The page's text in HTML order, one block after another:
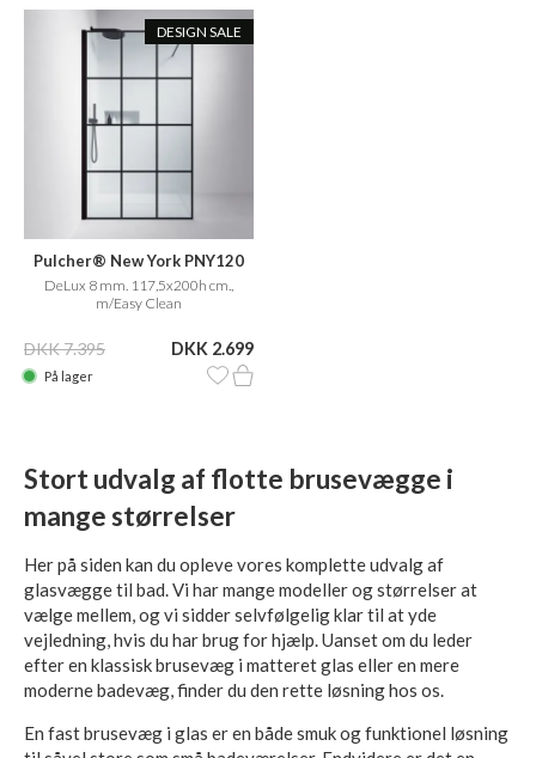
DESIGN SALE
Pulcher® New York PNY120
DeLux 8 mm. 117,5x200h cm.,
m/Easy Clean
DKK 7.395 DKK 2.699
På lager
Stort udvalg af flotte brusevægge i
mange størrelser
Her på siden kan du opleve vores komplette udvalg af
glasvægge til bad. Vi har mange modeller og størrelser at
vælge mellem, og vi sidder selvfølgelig klar til at yde
vejledning, hvis du har brug for hjælp. Uanset om du leder
efter en klassisk brusevæg i matteret glas eller en mere
moderne badevæg, finder du den rette løsning hos os.
En fast brusevæg i glas er en både smuk og funktionel løsning